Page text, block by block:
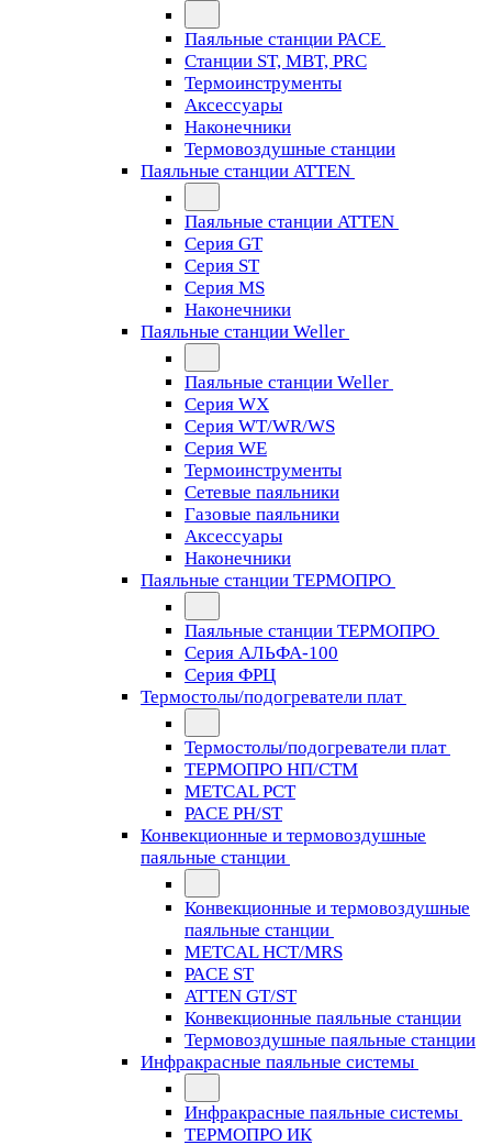
Паяльные станции PACE
Станции ST, MBT, PRC
Термоинструменты
Аксессуары
Наконечники
Термовоздушные станции
Паяльные станции ATTEN
Паяльные станции ATTEN
Серия GT
Серия ST
Серия MS
Наконечники
Паяльные станции Weller
Паяльные станции Weller
Серия WX
Серия WT/WR/WS
Серия WE
Термоинструменты
Сетевые паяльники
Газовые паяльники
Аксессуары
Наконечники
Паяльные станции ТЕРМОПРО
Паяльные станции ТЕРМОПРО
Серия АЛЬФА-100
Серия ФРЦ
Термостолы/подогреватели плат
Термостолы/подогреватели плат
ТЕРМОПРО НП/СТМ
METCAL PCT
PACE PH/ST
Конвекционные и термовоздушные
паяльные станции
Конвекционные и термовоздушные
паяльные станции
METCAL HCT/MRS
PACE ST
ATTEN GT/ST
Конвекционные паяльные станции
Термовоздушные паяльные станции
Инфракрасные паяльные системы
Инфракрасные паяльные системы
ТЕРМОПРО ИК